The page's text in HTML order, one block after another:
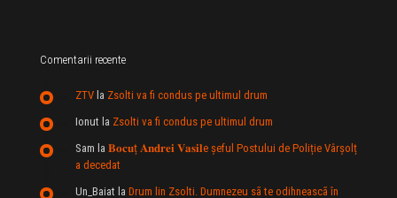
Comentarii recente
ZTV la Zsolti va fi condus pe ultimul drum
Ionut la Zsolti va fi condus pe ultimul drum
Sam la 𝐁𝐨𝐜𝐮ț 𝐀𝐧𝐝𝐫𝐞𝐢 𝐕𝐚𝐬𝐢𝐥e şeful Postului de Poliție Vârșolț
a decedat
Un_Baiat la Drum lin Zsolti. Dumnezeu sã te odihneascã în